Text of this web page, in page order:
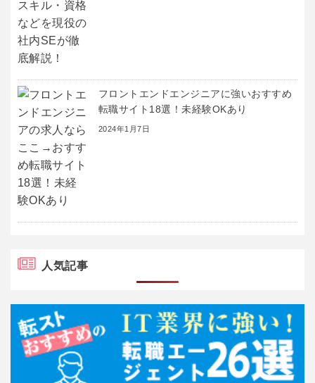
フロントエンドエンジニアに強いおすすめ
転職サイト18選！未経験OKあり
2024年1月7日
人気記事